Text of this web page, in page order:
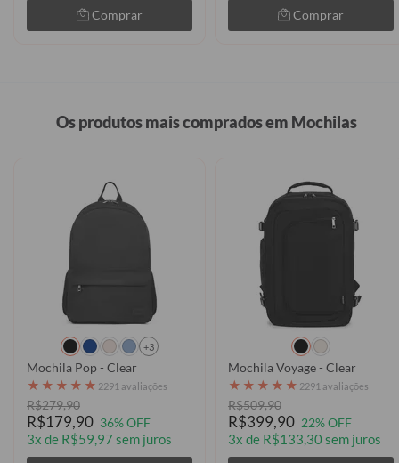
Comprar Comprar
Os produtos mais comprados em Mochilas
+3
Mochila Pop - Clear
★ ★ ★ ★ ★ 2291 avaliações
R$279,90
R$179,90 36% OFF
3x de R$59,97 sem juros
Mochila Voyage - Clear
★ ★ ★ ★ ★ 2291 avaliações
R$509,90
R$399,90 22% OFF
3x de R$133,30 sem juros